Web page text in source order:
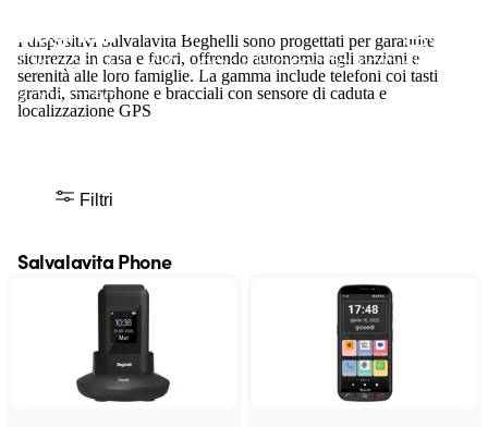
Salvalavita
Dispositivi GSM per chiamate rapide di
soccorso
I dispositivi Salvalavita Beghelli sono progettati per garantire
sicurezza in casa e fuori, offrendo autonomia agli anziani e
serenità alle loro famiglie. La gamma include telefoni coi tasti
grandi, smartphone e bracciali con sensore di caduta e
localizzazione GPS
Filtri
Salvalavita Phone